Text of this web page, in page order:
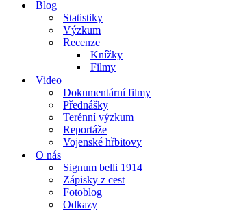
Blog
Statistiky
Výzkum
Recenze
Knížky
Filmy
Video
Dokumentární filmy
Přednášky
Terénní výzkum
Reportáže
Vojenské hřbitovy
O nás
Signum belli 1914
Zápisky z cest
Fotoblog
Odkazy